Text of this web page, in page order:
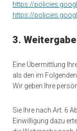
https://
https://
3.
Eine Übermittlung
als den im
Wir geben Ihre
Sie Ihre nach Art. 6
Einwilligung dazu